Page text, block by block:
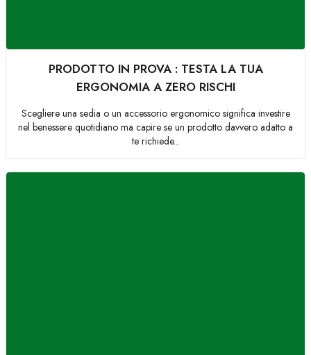
PRODOTTO IN PROVA : TESTA LA TUA
ERGONOMIA A ZERO RISCHI
Scegliere una sedia o un accessorio ergonomico significa investire
nel benessere quotidiano ma capire se un prodotto davvero adatto a
te richiede...